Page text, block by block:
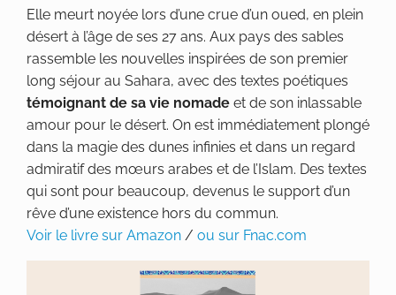
Elle meurt noyée lors d’une crue d’un oued, en plein
désert à l’âge de ses 27 ans. Aux pays des sables
rassemble les nouvelles inspirées de son premier
long séjour au Sahara, avec des textes poétiques
témoignant de sa vie nomade et de son inlassable
amour pour le désert. On est immédiatement plongé
dans la magie des dunes infinies et dans un regard
admiratif des mœurs arabes et de l’Islam. Des textes
qui sont pour beaucoup, devenus le support d’un
rêve d’une existence hors du commun.
Voir le livre sur Amazon / ou sur Fnac.com